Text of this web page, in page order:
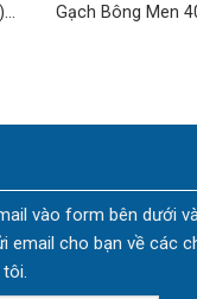
Gạch Bông Men
vào form bên dưới
email cho bạn về các